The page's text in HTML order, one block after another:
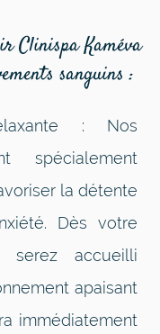
Clinispa Kaméva
sanguins :
: Nos
spécialement
la détente
Dès votre
serez accueilli
apaisant
immédiatement